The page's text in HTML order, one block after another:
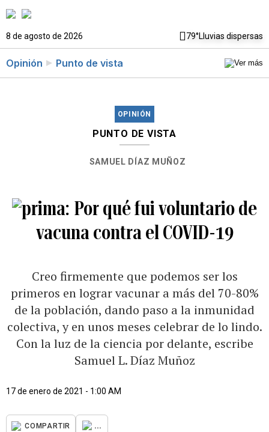
8 de agosto de 2026 79°Lluvias dispersas
Opinión Punto de vista
OPINIÓN
PUNTO DE VISTA
SAMUEL DÍAZ MUÑOZ
Por qué fui voluntario de
vacuna contra el COVID-19
Creo firmemente que podemos ser los
primeros en lograr vacunar a más del 70-80%
de la población, dando paso a la inmunidad
colectiva, y en unos meses celebrar de lo lindo.
Con la luz de la ciencia por delante, escribe
Samuel L. Díaz Muñoz
17 de enero de 2021 - 1:00 AM
COMPARTIR ...